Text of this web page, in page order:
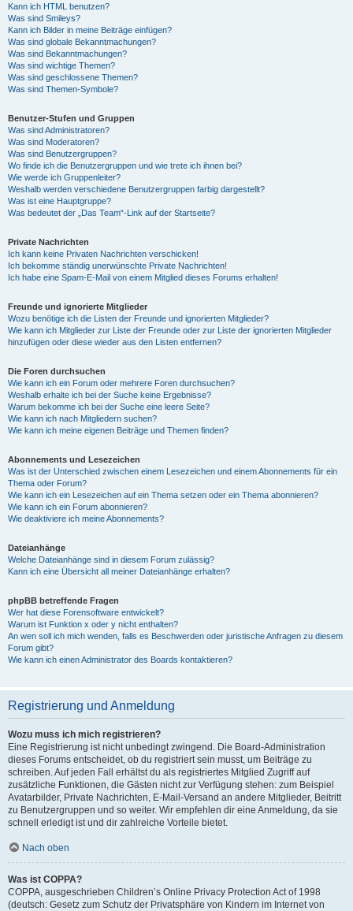
Kann ich HTML benutzen?
Was sind Smileys?
Kann ich Bilder in meine Beiträge einfügen?
Was sind globale Bekanntmachungen?
Was sind Bekanntmachungen?
Was sind wichtige Themen?
Was sind geschlossene Themen?
Was sind Themen-Symbole?
Benutzer-Stufen und Gruppen
Was sind Administratoren?
Was sind Moderatoren?
Was sind Benutzergruppen?
Wo finde ich die Benutzergruppen und wie trete ich ihnen bei?
Wie werde ich Gruppenleiter?
Weshalb werden verschiedene Benutzergruppen farbig dargestellt?
Was ist eine Hauptgruppe?
Was bedeutet der „Das Team“-Link auf der Startseite?
Private Nachrichten
Ich kann keine Privaten Nachrichten verschicken!
Ich bekomme ständig unerwünschte Private Nachrichten!
Ich habe eine Spam-E-Mail von einem Mitglied dieses Forums erhalten!
Freunde und ignorierte Mitglieder
Wozu benötige ich die Listen der Freunde und ignorierten Mitglieder?
Wie kann ich Mitglieder zur Liste der Freunde oder zur Liste der ignorierten Mitglieder
hinzufügen oder diese wieder aus den Listen entfernen?
Die Foren durchsuchen
Wie kann ich ein Forum oder mehrere Foren durchsuchen?
Weshalb erhalte ich bei der Suche keine Ergebnisse?
Warum bekomme ich bei der Suche eine leere Seite?
Wie kann ich nach Mitgliedern suchen?
Wie kann ich meine eigenen Beiträge und Themen finden?
Abonnements und Lesezeichen
Was ist der Unterschied zwischen einem Lesezeichen und einem Abonnements für ein
Thema oder Forum?
Wie kann ich ein Lesezeichen auf ein Thema setzen oder ein Thema abonnieren?
Wie kann ich ein Forum abonnieren?
Wie deaktiviere ich meine Abonnements?
Dateianhänge
Welche Dateianhänge sind in diesem Forum zulässig?
Kann ich eine Übersicht all meiner Dateianhänge erhalten?
phpBB betreffende Fragen
Wer hat diese Forensoftware entwickelt?
Warum ist Funktion x oder y nicht enthalten?
An wen soll ich mich wenden, falls es Beschwerden oder juristische Anfragen zu diesem
Forum gibt?
Wie kann ich einen Administrator des Boards kontaktieren?
Registrierung und Anmeldung
Wozu muss ich mich registrieren?
Eine Registrierung ist nicht unbedingt zwingend. Die Board-Administration
dieses Forums entscheidet, ob du registriert sein musst, um Beiträge zu
schreiben. Auf jeden Fall erhältst du als registriertes Mitglied Zugriff auf
zusätzliche Funktionen, die Gästen nicht zur Verfügung stehen: zum Beispiel
Avatarbilder, Private Nachrichten, E-Mail-Versand an andere Mitglieder, Beitritt
zu Benutzergruppen und so weiter. Wir empfehlen dir eine Anmeldung, da sie
schnell erledigt ist und dir zahlreiche Vorteile bietet.
Nach oben
Was ist COPPA?
COPPA, ausgeschrieben Children’s Online Privacy Protection Act of 1998
(deutsch: Gesetz zum Schutz der Privatsphäre von Kindern im Internet von